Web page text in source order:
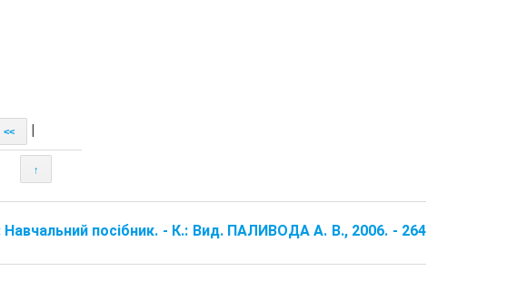
<<
↑
посібник. - К.: Вид. ПАЛИВОДА А. В., 2006. - 264